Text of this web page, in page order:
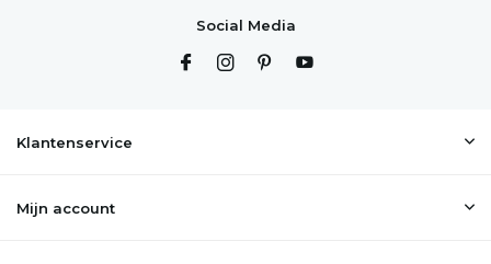
Social Media
Klantenservice
Mijn account